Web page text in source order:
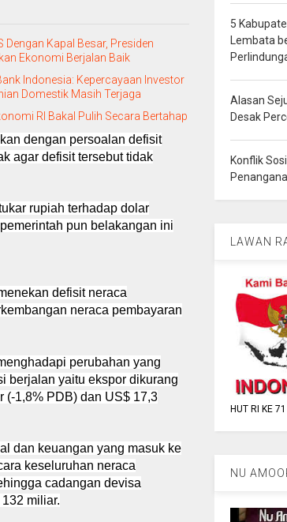
Dengan Kapal Besar, Presiden
Ekonomi Berjalan Baik
Indonesia: Kepercayaan Investor
Domestik Masih Terjaga
RI Bakal Pulih Secara Bertahap
dengan persoalan defisit
agar defisit tersebut tidak
rupiah terhadap dolar
pun belakangan ini
defisit neraca
neraca pembayaran
perubahan yang
berjalan yaitu ekspor dikurang
(-1,8% PDB) dan US$ 17,3
dan keuangan yang masuk ke
keseluruhan neraca
cadangan devisa
miliar.
5
Lembata
Alasan
Desak
Konflik
LAWAN
HUT RI KE
NU